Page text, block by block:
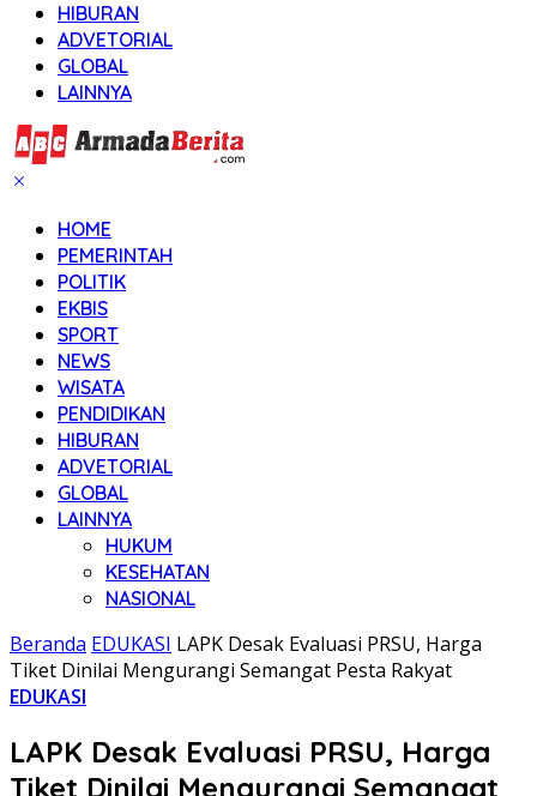
HIBURAN
ADVETORIAL
GLOBAL
LAINNYA
HOME
PEMERINTAH
POLITIK
EKBIS
SPORT
NEWS
WISATA
PENDIDIKAN
HIBURAN
ADVETORIAL
GLOBAL
LAINNYA
HUKUM
KESEHATAN
NASIONAL
Beranda EDUKASI LAPK Desak Evaluasi PRSU, Harga
Tiket Dinilai Mengurangi Semangat Pesta Rakyat
EDUKASI
LAPK Desak Evaluasi PRSU, Harga
Tiket Dinilai Mengurangi Semangat